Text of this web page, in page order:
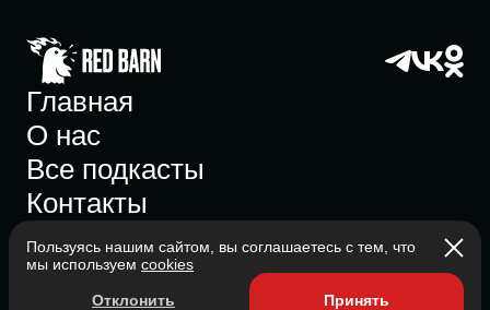
Главная
О нас
Все подкасты
Контакты
Состоит в ассоциации с 2023
Пользуясь нашим сайтом, вы соглашаетесь с тем, что
мы используем cookies
Отклонить Принять